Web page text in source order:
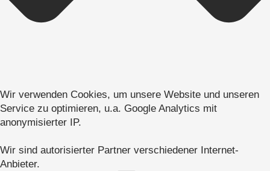
Wir verwenden Cookies, um unsere Website und unseren
Service zu optimieren, u.a. Google Analytics mit
anonymisierter IP.
Wir sind autorisierter Partner verschiedener Internet-
Anbieter.